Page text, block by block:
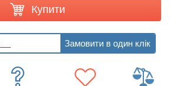
Купити